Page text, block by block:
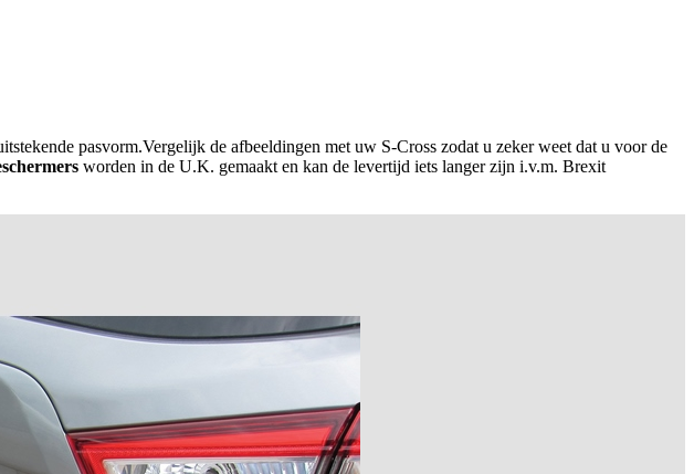
pasvorm.Vergelijk de afbeeldingen met uw S-Cross zodat u zeker weet dat u voor de
worden in de U.K. gemaakt en kan de levertijd iets langer zijn i.v.m. Brexit